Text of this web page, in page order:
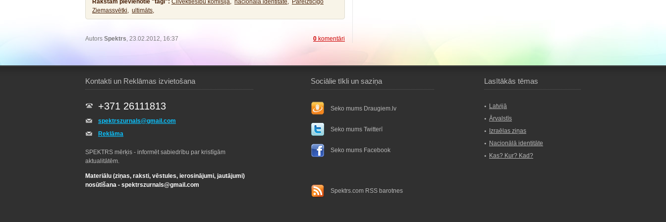
Rakstam pievienotie "tagi": Cilvēktiesību komisija, nacionālā identitāte, Pareizticīgo
Ziemassvētki, ultimāts,
Autors Spektrs, 23.02.2012, 16:37 0 komentāri
Kontakti un Reklāmas izvietošana
+371 26111813
spektrszurnals@gmail.com
Reklāma
SPEKTRS mērķis - informēt sabiedrību par kristīgām
aktualitātēm.
Materiālu (ziņas, raksti, vēstules, ierosinājumi, jautājumi)
nosūtīšana - spektrszurnals@gmail.com
Sociālie tīkli un saziņa
Seko mums Draugiem.lv
Seko mums Twitterī
Seko mums Facebook
Spektrs.com RSS barotnes
Lasītākās tēmas
Latvijā
Ārvalstīs
Izraēlas ziņas
Nacionālā identitāte
Kas? Kur? Kad?